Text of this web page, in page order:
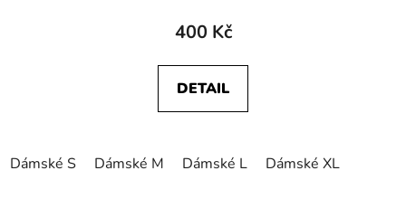
400 Kč
DETAIL
Dámské S Dámské M Dámské L Dámské XL